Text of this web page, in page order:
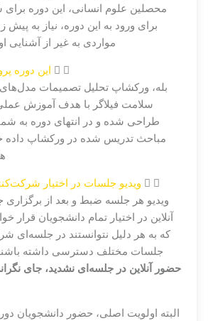
محصلین علوم انسانی، این دوره
برای ورود به این دوره، نیاز به
مواردی به غیر از آشنایی
این دوره
بله، ورکشاپ تحلیل تصمیمات
سلامت فیلاگر با هدف آموزش
طراحی شده و در انتهای دوره به
مباحث تدریس شده در ورکشاپ داده
ویدیو جلسات در اختیار
ویدیو هر جلسه ضبط و بعد از
آنلاین در اختیار تمام دانشجویان قرار
که به هر دلیل نتوانستند در جلسه‌ای
جلسات مختلف دسترسی داشته
حضور آنلاین در جلسه‌ای نشدید، جای
البته اولویت اصلی، حضور دانشجویان